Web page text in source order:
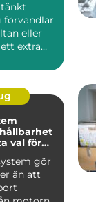
förvandlar
eller
extra
val för
gör
än att